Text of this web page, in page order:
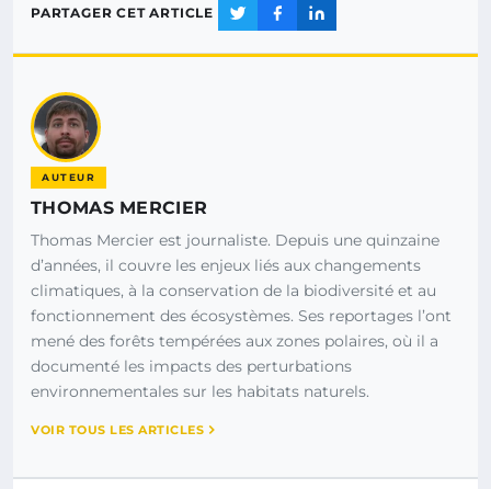
PARTAGER CET ARTICLE
AUTEUR
THOMAS MERCIER
Thomas Mercier est journaliste. Depuis une quinzaine
d’années, il couvre les enjeux liés aux changements
climatiques, à la conservation de la biodiversité et au
fonctionnement des écosystèmes. Ses reportages l’ont
mené des forêts tempérées aux zones polaires, où il a
documenté les impacts des perturbations
environnementales sur les habitats naturels.
VOIR TOUS LES ARTICLES